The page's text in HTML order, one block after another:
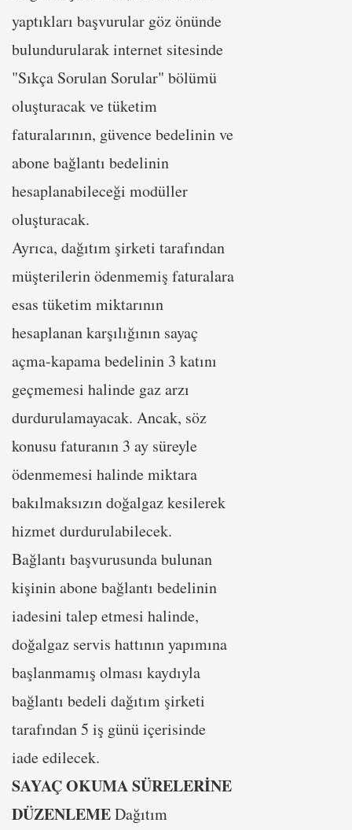
yaptıkları başvurular göz önünde
bulundurularak internet sitesinde
"Sıkça Sorulan Sorular" bölümü
oluşturacak ve tüketim
faturalarının, güvence bedelinin ve
abone bağlantı bedelinin
hesaplanabileceği modüller
oluşturacak.
Ayrıca, dağıtım şirketi tarafından
müşterilerin ödenmemiş faturalara
esas tüketim miktarının
hesaplanan karşılığının sayaç
açma-kapama bedelinin 3 katını
geçmemesi halinde gaz arzı
durdurulamayacak. Ancak, söz
konusu faturanın 3 ay süreyle
ödenmemesi halinde miktara
bakılmaksızın doğalgaz kesilerek
hizmet durdurulabilecek.
Bağlantı başvurusunda bulunan
kişinin abone bağlantı bedelinin
iadesini talep etmesi halinde,
doğalgaz servis hattının yapımına
başlanmamış olması kaydıyla
bağlantı bedeli dağıtım şirketi
tarafından 5 iş günü içerisinde
iade edilecek.
SAYAÇ OKUMA SÜRELERİNE
DÜZENLEMEDağıtım